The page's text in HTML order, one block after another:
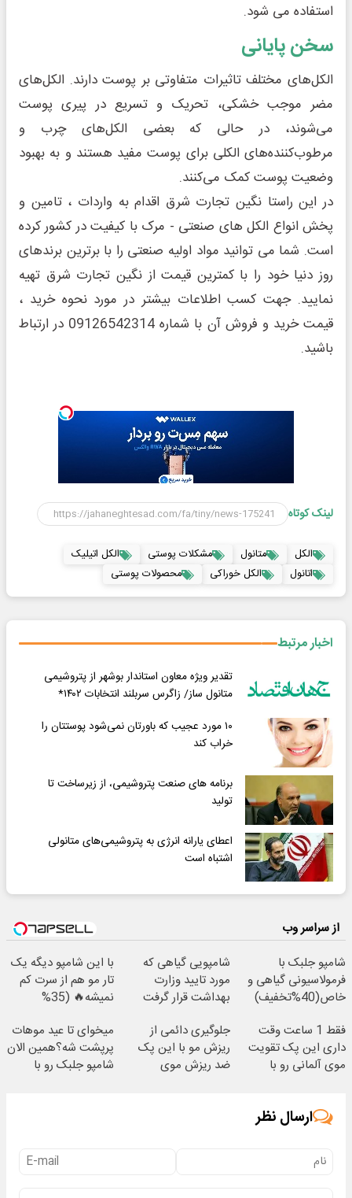
استفاده می شود.
سخن پایانی
الکل‌های مختلف تاثیرات متفاوتی بر پوست دارند. الکل‌های
مضر موجب خشکی، تحریک و تسریع در پیری پوست
می‌شوند، در حالی که بعضی الکل‌های چرب و
مرطوب‌کننده‌های الکلی برای پوست مفید هستند و به بهبود
وضعیت پوست کمک می‌کنند.
در این راستا نگین تجارت شرق اقدام به واردات ، تامین و
پخش انواع الکل های صنعتی - مرک با کیفیت در کشور کرده
است. شما می توانید مواد اولیه صنعتی را با برترین برندهای
روز دنیا خود را با کمترین قیمت از نگین تجارت شرق تهیه
نمایید. جهت کسب اطلاعات بیشتر در مورد نحوه خرید ،
قیمت خرید و فروش آن با شماره 09126542314 در ارتباط
باشید.
لینک کوتاه
الکل متانول مشکلات پوستی
الکل اتیلیک
اتانول
الکل خوراکی محصولات پوستی
اخبار مرتبط
️تقدیر ویژه معاون استاندار بوشهر از پتروشیمی
متانول ساز/ زاگرس سربلند انتخابات ۱۴۰۲*
۱۰ مورد عجیب که باورتان نمی‌شود پوستتان را
خراب کند
برنامه های صنعت پتروشیمی، از زیرساخت تا
تولید
اعطای یارانه انرژی به پتروشیمی‌های متانولی
اشتباه است
از سراسر وب
شامپو جلبک با
فرمولاسیونی گیاهی و
خاص(40%تخفیف)
شامپویی گیاهی که
مورد تایید وزارت
بهداشت قرار گرفت
با این شامپو دیگه یک
تار مو هم از سرت کم
نمیشه🔥 (35%
فقط 1 ساعت وقت
داری این پک تقویت
موی آلمانی رو با
جلوگیری دائمی از
ریزش مو با این پک
ضد ریزش موی
میخوای تا عید موهات
پرپشت شه؟همین الان
شامپو جلبک رو با
ارسال نظر